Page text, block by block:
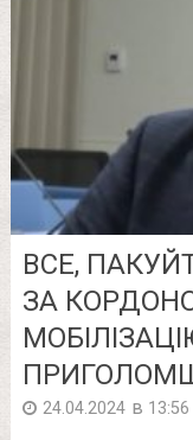
ВСЕ,
ЗА
24.04.2024 в 13:56